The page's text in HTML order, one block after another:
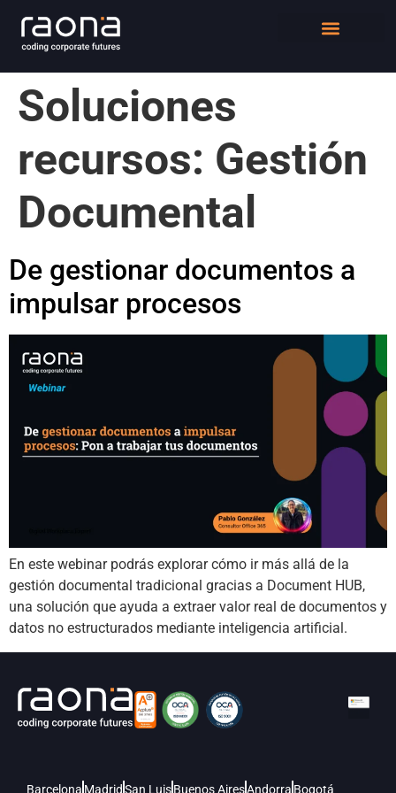
Soluciones
recursos: Gestión
Documental
De gestionar documentos a
impulsar procesos
En este webinar podrás explorar cómo ir más allá de la
gestión documental tradicional gracias a Document HUB,
una solución que ayuda a extraer valor real de documentos y
datos no estructurados mediante inteligencia artificial.
Barcelona MadridSan LuisBuenos AiresAndorra Bogotá